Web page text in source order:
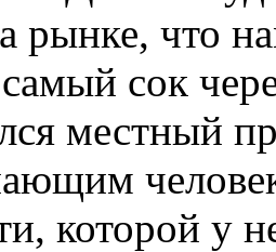
рынке, что
сок
местный
которой у